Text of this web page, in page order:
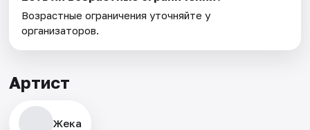
Возрастные ограничения уточняйте у
организаторов.
Артист
Жека